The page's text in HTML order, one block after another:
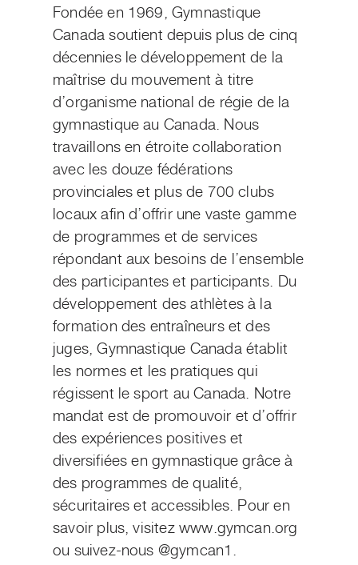
Fondée en 1969, Gymnastique
Canada soutient depuis plus de cinq
décennies le développement de la
maîtrise du mouvement à titre
d’organisme national de régie de la
gymnastique au Canada. Nous
travaillons en étroite collaboration
avec les douze fédérations
provinciales et plus de 700 clubs
locaux afin d’offrir une vaste gamme
de programmes et de services
répondant aux besoins de l’ensemble
des participantes et participants. Du
développement des athlètes à la
formation des entraîneurs et des
juges, Gymnastique Canada établit
les normes et les pratiques qui
régissent le sport au Canada. Notre
mandat est de promouvoir et d’offrir
des expériences positives et
diversifiées en gymnastique grâce à
des programmes de qualité,
sécuritaires et accessibles. Pour en
savoir plus, visitez www.gymcan.org
ou suivez-nous @gymcan1.